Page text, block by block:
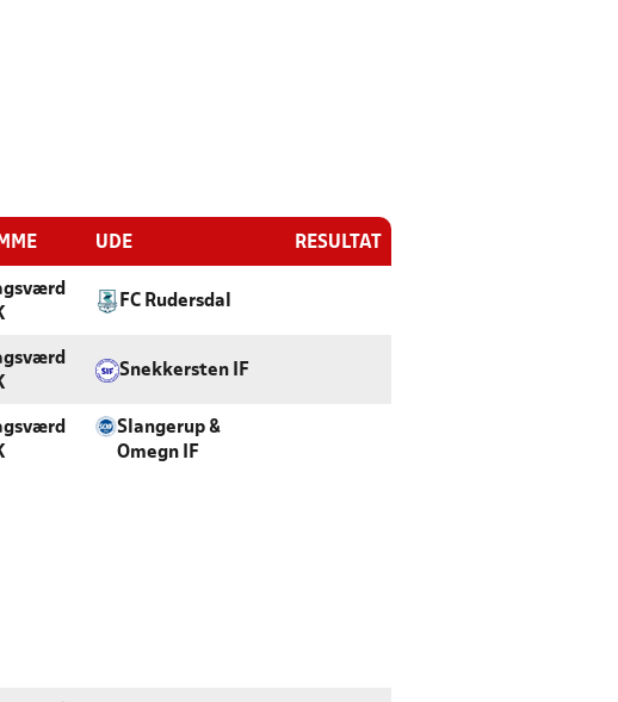
UDE RESULTAT
FC Rudersdal
Snekkersten IF
Slangerup &
Omegn IF